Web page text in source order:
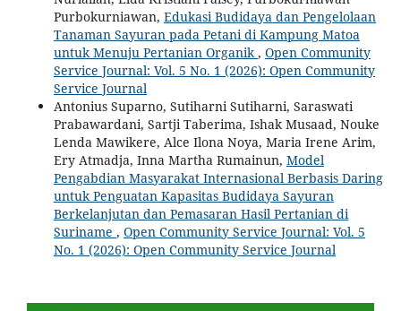
Purbokurniawan, Edukasi Budidaya dan Pengelolaan
Tanaman Sayuran pada Petani di Kampung Matoa
untuk Menuju Pertanian Organik, Open Community
Service Journal: Vol. 5 No. 1 (2026): Open Community
Service Journal
Antonius Suparno, Sutiharni Sutiharni, Saraswati
Prabawardani, Sartji Taberima, Ishak Musaad, Nouke
Lenda Mawikere, Alce Ilona Noya, Maria Irene Arim,
Ery Atmadja, Inna Martha Rumainun, Model
Pengabdian Masyarakat Internasional Berbasis Daring
untuk Penguatan Kapasitas Budidaya Sayuran
Berkelanjutan dan Pemasaran Hasil Pertanian di
Suriname , Open Community Service Journal: Vol. 5
No. 1 (2026): Open Community Service Journal